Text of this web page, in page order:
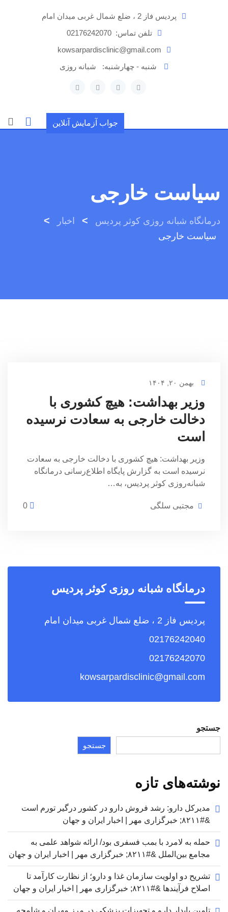
پردیس فاز 2 ، ضلع شمال غربی میدان امام
تلفن تماس:02176242070
kowsarpardisclinic@gmail.com
شنبه - چهارشنبه:
شبانه روزی
جواب آزمایش آنلاین
سیاست‌ خارجی
درمانگاه شبانه روزی کوثر پردیس > اخبار >
سیاست‌ خارجی
بهمن ۲۰, ۱۴۰۴
وزیر بهداشت: هیچ کشوری با
دخالت خارجی به سعادت نرسیده
است
وزیر بهداشت: هیچ کشوری با دخالت خارجی به سعادت
نرسیده است به گزارش پایگاه اطلاع‌رسانی درمانگاه
شبانه‌روزی کوثر پردیس، به…
مجتبی سلگی
درمانگاه شبانه روزی کوثر پردیس
پردیس فاز 2 ، ضلع شمال غربی میدان امام
02176242040
02176242070
kowsarpardisclinic@gmail.com
جستجو
جستجو
نوشته‌های تازه
مدیرکل دارو: رشد فروش دارو در کشور درگیر تورم است
&#۸۲۱۱; خبرگزاری مهر | اخبار ایران و جهان
حمله به لامرد با بمب فسفری بود/ ارائه شواهد علمی به
مجامع بین‌الملل &#۸۲۱۱; خبرگزاری مهر | اخبار ایران و جهان
تشریح دو اولویت سازمان غذا و دارو؛ از نظارت کارآمد تا
اصلاح فرآیندها &#۸۲۱۱; خبرگزاری مهر | اخبار ایران و جهان